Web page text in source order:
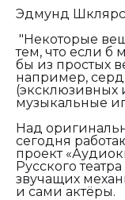
Эдмунд
"Некоторые
тем, что если б
бы из простых
например,
(эксклюзивных
музыкальные
Над
сегодня
проект
Русского
звучащих
и сами актёры.